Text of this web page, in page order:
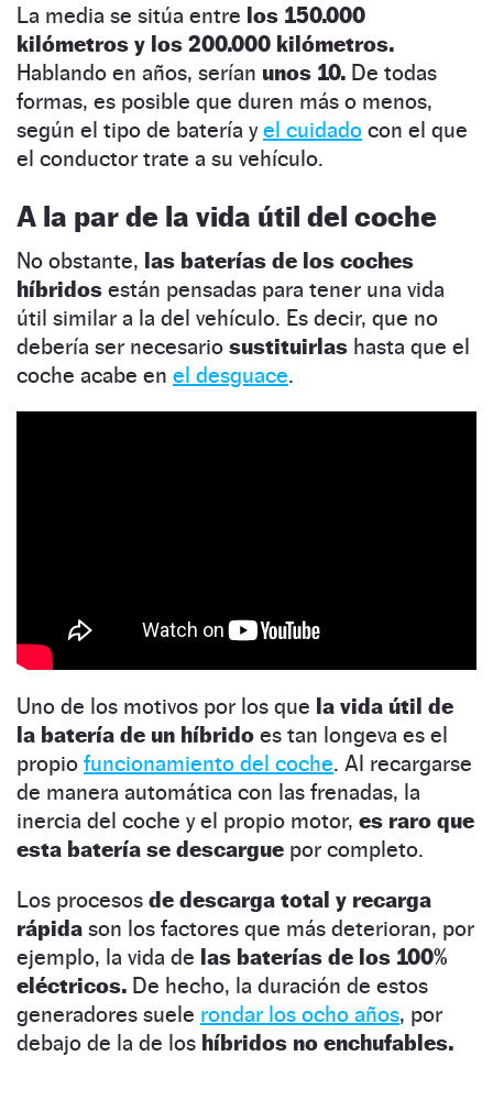
La media se sitúa entre los 150.000
kilómetros y los 200.000 kilómetros.
Hablando en años, serían unos 10. De todas
formas, es posible que duren más o menos,
según el tipo de batería yel cuidado con el que
el conductor trate a su vehículo.
A la par de la vida útil del coche
No obstante, las baterías de los coches
híbridos están pensadas para tener una vida
útil similar a la del vehículo. Es decir, que no
debería ser necesario sustituirlas hasta que el
coche acabe en el desguace.
Uno de los motivos por los que la vida útil de
la batería de un híbrido es tan longeva es el
propio funcionamiento del coche. Al recargarse
de manera automática con las frenadas, la
inercia del coche y el propio motor, es raro que
esta batería se descargue por completo.
Los procesos de descarga total y recarga
rápida son los factores que más deterioran, por
ejemplo, la vida de las baterías de los 100%
eléctricos. De hecho, la duración de estos
generadores suele rondar los ocho años, por
debajo de la de los híbridos no enchufables.